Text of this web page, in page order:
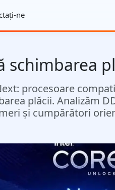
ne
schimbarea
procesoare
plăcii. Analizăm
și cumpărători